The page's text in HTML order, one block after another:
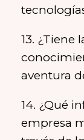
13. ¿Tiene
aventura
14. ¿Qué
empresa